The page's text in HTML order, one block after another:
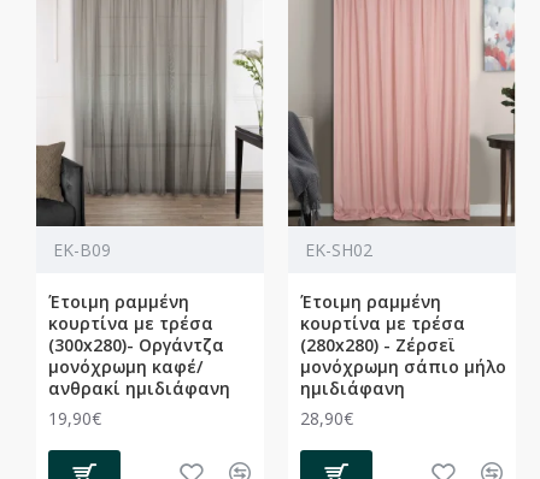
ΕΚ-Β09
Έτοιμη ραμμένη
κουρτίνα με τρέσα
(300x280)- Οργάντζα
μονόχρωμη καφέ/
ανθρακί ημιδιάφανη
19,90€
ΕΚ-SH02
Έτοιμη ραμμένη
κουρτίνα με τρέσα
(280x280) - Ζέρσεϊ
μονόχρωμη σάπιο μήλο
ημιδιάφανη
28,90€